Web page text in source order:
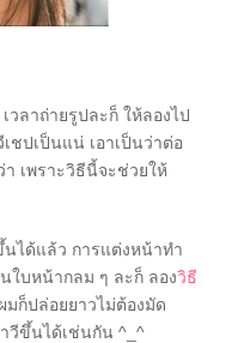
ลาถ่ายรูปละก็ ให้ลองไป
ชปเป็นแน่ เอาเป็นว่าต่อ
เพราะวิธีนี้จะช่วยให้
ได้แล้ว การแต่งหน้าทำ
ใบหน้ากลม ๆ ละก็ ลองวิธี
ก็ปล่อยยาวไม่ต้องมัด
วีขึ้นได้เช่นกัน ^_^